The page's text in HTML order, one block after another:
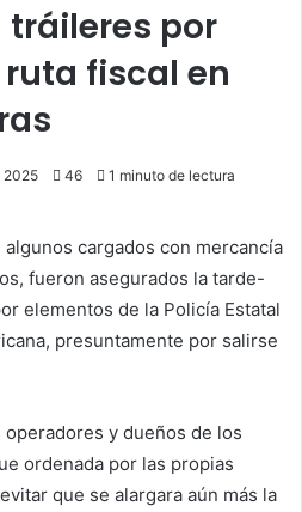
tráileres por
fiscal en
2025 46 1 minuto de lectura
cargados con mercancía
fueron asegurados la tarde-
elementos de la Policía Estatal
presuntamente por salirse
y dueños de los
ordenada por las propias
que se alargara aún más la